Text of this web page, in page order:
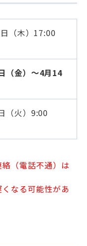
（木）17:00
金）～4月14
火）9:00
（電話不通）は
なる可能性があ